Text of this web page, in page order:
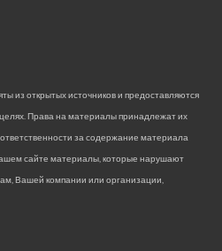
из открытых источников и предоставляются
Права на материалы принадлежат их
за содержание материала
сайте материалы, которые нарушают
Вашей компании или организации,